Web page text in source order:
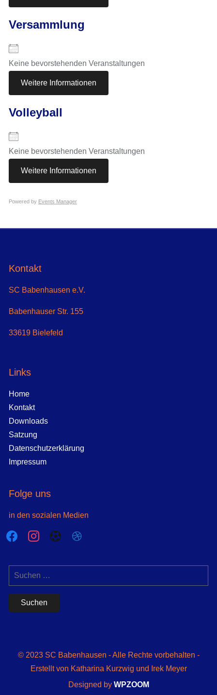
Versammlung
Keine bevorstehenden Veranstaltungen
Weitere Informationen
Volleyball
Keine bevorstehenden Veranstaltungen
Weitere Informationen
Powered by Events Manager
Kontakt
SC Babenhausen e.V.
Babenhauser Str. 155
33619 Bielefeld
Links
Home
Kontakt
Downloads
Satzung
Datenschutzerklärung
Impressum
Folge uns
in den sozialen Medien
facebookinstagram
futbol-
dribbble
Suchen
nach:
© 2023 SC Babenhausen - Alle Rechte vorbehalten -
Erstellt von Katharina Kurzwig und Irek Meyer
Designed by WPZOOM